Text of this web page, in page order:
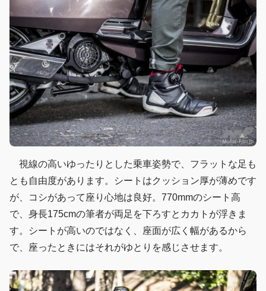
視線の高いゆったりとした乗車姿勢で、フラットな足も
とも自由度があります。シートはクッション厚が薄めです
が、コシがあって座り心地は良好。770mmのシート高
で、身長175cmの筆者が両足を下ろすとカカトが浮きま
す。シートが高いのではなく、座面が広く幅があるから
で、座ったときにはそれがゆとりを感じさせます。